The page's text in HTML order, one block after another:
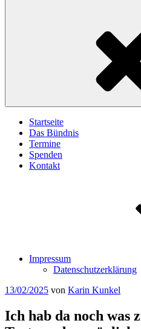
Startseite
Das Bündnis
Termine
Spenden
Kontakt
Impressum
Datenschutzerklärung
Veröffentlicht
13/02/2025 von Karin Kunkel
Ich hab da noch was